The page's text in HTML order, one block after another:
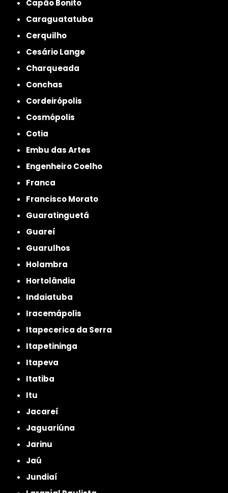
Capão Bonito
Caraguatatuba
Cerquilho
Cesário Lange
Charqueada
Conchas
Cordeirópolis
Cosmópolis
Cotia
Embu das Artes
Engenheiro Coelho
Franca
Francisco Morato
Guaratinguetá
Guareí
Guarulhos
Holambra
Hortolândia
Indaiatuba
Iracemápolis
Itapecerica da Serra
Itapetininga
Itapeva
Itatiba
Itu
Jacareí
Jaguariúna
Jarinu
Jaú
Jundiaí